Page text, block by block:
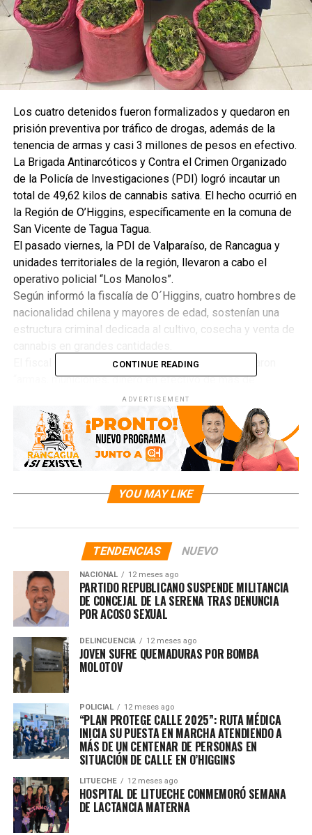
Los cuatro detenidos fueron formalizados y quedaron en
prisión preventiva por tráfico de drogas, además de la
tenencia de armas y casi 3 millones de pesos en efectivo.
La Brigada Antinarcóticos y Contra el Crimen Organizado
de la Policía de Investigaciones (PDI) logró incautar un
total de 49,62 kilos de cannabis sativa. El hecho ocurrió en
la Región de O’Higgins, específicamente en la comuna de
San Vicente de Tagua Tagua.
El pasado viernes, la PDI de Valparaíso, de Rancagua y
unidades territoriales de la región, llevaron a cabo el
operativo policial “Los Manolos”.
Según informó la fiscalía de O´Higgins, cuatro hombres de
nacionalidad chilena y mayores de edad, sostenían una
estructura criminal dedicada al cultivo, cosecha y venta de
El fiscal Claudio Meneses, comentó que se incautaron
“armas, municiones, dinero en efectivo de más de
$2,790,000 y dos vehículos”. En tanto, la subprefecto de la
PDI, Alejandra Cuevas, señaló que los imputados
“utilizaban sectores precordilleranos de la sexta región
para realizar los cultivos de cannabis”.
MICHAEL JORDAN, PELIGROSO DELINCUENTE ES DETENIDO
POR CARABINEROS E INCAUTAN ARMAS Y DROGA QUE
TENÍA EN SU PODER
CONTINUE READING
ADVERTISEMENT
YOU MAY LIKE
TENDENCIAS NUEVO
NACIONAL 12 meses ago
PARTIDO REPUBLICANO SUSPENDE MILITANCIA
DE CONCEJAL DE LA SERENA TRAS DENUNCIA
POR ACOSO SEXUAL
DELINCUENCIA 12 meses ago
JOVEN SUFRE QUEMADURAS POR BOMBA
MOLOTOV
POLICIAL 12 meses ago
“PLAN PROTEGE CALLE 2025”: RUTA MÉDICA
INICIA SU PUESTA EN MARCHA ATENDIENDO A
MÁS DE UN CENTENAR DE PERSONAS EN
SITUACIÓN DE CALLE EN O’HIGGINS
LITUECHE 12 meses ago
HOSPITAL DE LITUECHE CONMEMORÓ SEMANA
DE LACTANCIA MATERNA